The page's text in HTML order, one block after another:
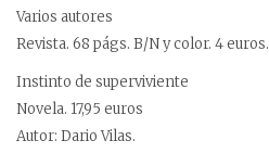
Varios autores
Revista. 68 págs. B/N y color. 4 euros.
Instinto de superviviente
Novela. 17,95 euros
Autor: Dario Vilas.